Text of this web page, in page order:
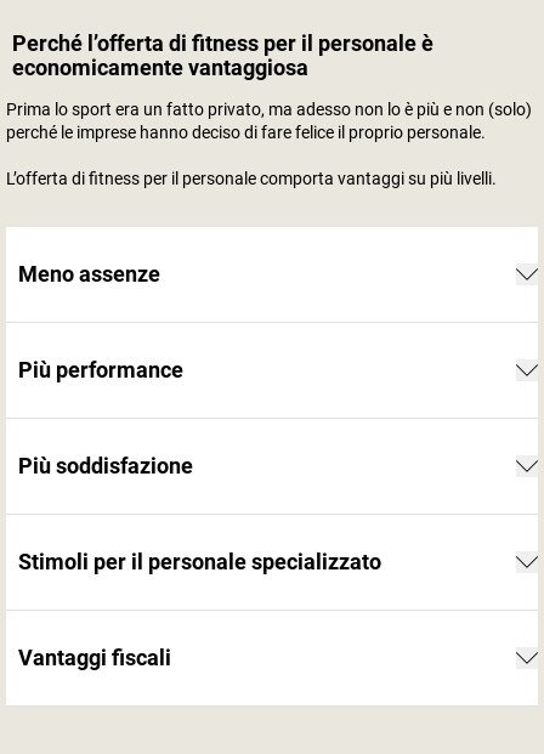
Perché l’offerta di fitness per il personale è
economicamente vantaggiosa
Prima lo sport era un fatto privato, ma adesso non lo è più e non (solo)
perché le imprese hanno deciso di fare felice il proprio personale.
L’offerta di fitness per il personale comporta vantaggi su più livelli.
Meno assenze
Più performance
Più soddisfazione
Stimoli per il personale specializzato
Vantaggi fiscali